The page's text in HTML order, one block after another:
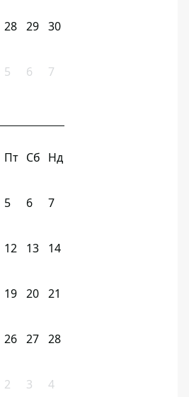
28 29 30
5 6 7
Пт Сб Нд
5 6 7
12 13 14
19 20 21
26 27 28
2 3 4